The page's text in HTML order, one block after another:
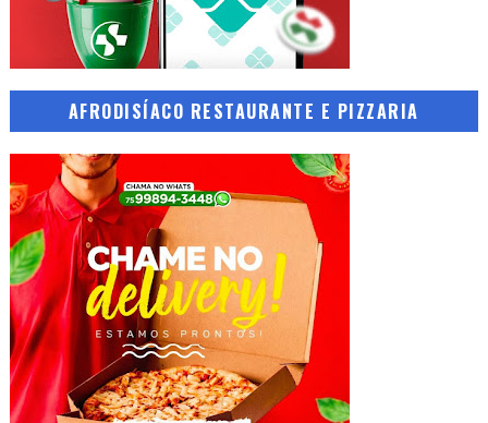
AFRODISÍACO RESTAURANTE E PIZZARIA